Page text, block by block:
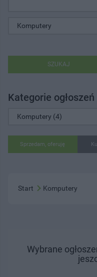
SZUKAJ
Kategorie ogłoszeń
Sprzedam, oferuję
Start Komputery
Wybrane